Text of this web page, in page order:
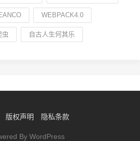
WEBPACK4.0
虫 自古人生何其乐
版权声明 隐私条款
By WordPress